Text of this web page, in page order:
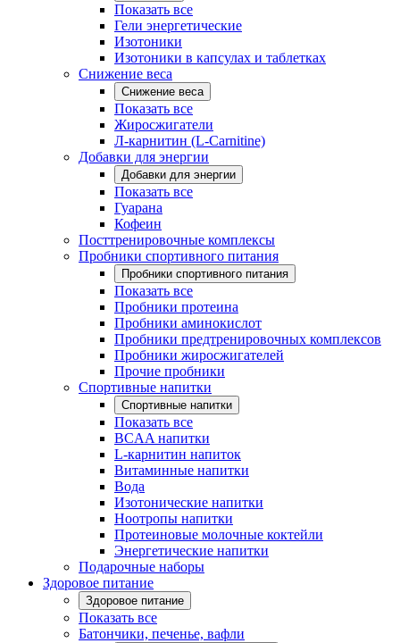
Показать все
Гели энергетические
Изотоники
Изотоники в капсулах и таблетках
Снижение веса
Снижение веса
Показать все
Жиросжигатели
Л-карнитин (L-Carnitine)
Добавки для энергии
Добавки для энергии
Показать все
Гуарана
Кофеин
Посттренировочные комплексы
Пробники спортивного питания
Пробники спортивного питания
Показать все
Пробники протеина
Пробники аминокислот
Пробники предтренировочных комплексов
Пробники жиросжигателей
Прочие пробники
Спортивные напитки
Спортивные напитки
Показать все
BCAA напитки
L-карнитин напиток
Витаминные напитки
Вода
Изотонические напитки
Ноотропы напитки
Протеиновые молочные коктейли
Энергетические напитки
Подарочные наборы
Здоровое питание
Здоровое питание
Показать все
Батончики, печенье, вафли